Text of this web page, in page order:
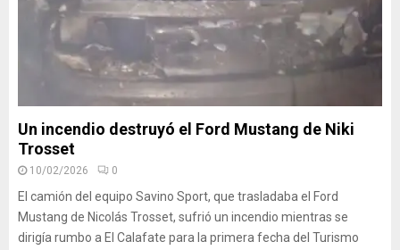
Un incendio destruyó el Ford Mustang de Niki
Trosset
10/02/2026 0
El camión del equipo Savino Sport, que trasladaba el Ford
Mustang de Nicolás Trosset, sufrió un incendio mientras se
dirigía rumbo a El Calafate para la primera fecha del Turismo